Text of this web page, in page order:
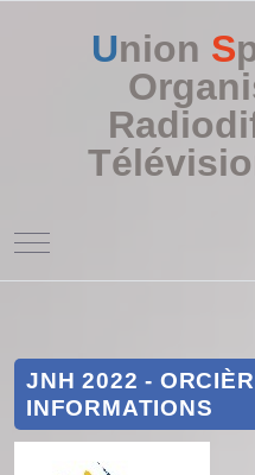
Union S
Mobile Menu Toggle
JNH 2022 -
INFORMATIONS